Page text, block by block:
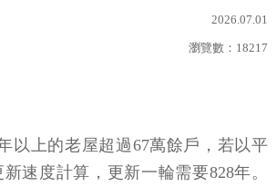
2026.07.01
瀏覽數： 18217
以上的老屋超過67萬餘戶，若以平
速度計算，更新一輪需要828年。